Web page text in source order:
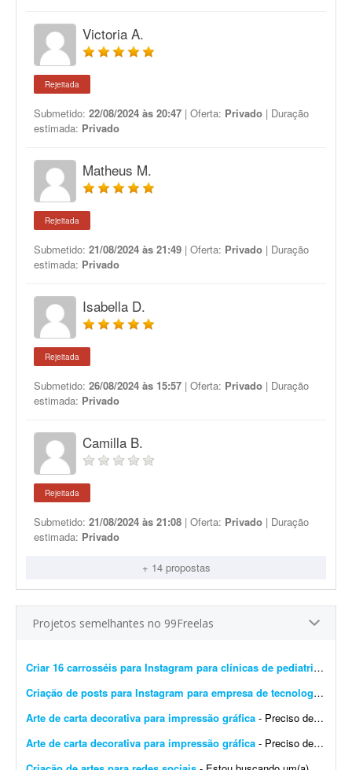
Victoria A.
Rejeitada
Submetido: 22/08/2024 às 20:47 | Oferta: Privado | Duração
estimada: Privado
Matheus M.
Rejeitada
Submetido: 21/08/2024 às 21:49 | Oferta: Privado | Duração
estimada: Privado
Isabella D.
Rejeitada
Submetido: 26/08/2024 às 15:57 | Oferta: Privado | Duração
estimada: Privado
Camilla B.
Rejeitada
Submetido: 21/08/2024 às 21:08 | Oferta: Privado | Duração
estimada: Privado
+ 14 propostas
Projetos semelhantes no 99Freelas
Criar 16 carrosséis para Instagram para clínicas de pediatria
-
Criação de posts para Instagram para empresa de tecnologia-
Arte de carta decorativa para impressão gráfica - Preciso de um design para imprimir uma carta decorativa na gráfica. A arte deve ser editável em PDF, conforme exigido pela gráfica. Quero unir dois elementos: o lobo ficar&aac...
Arte de carta decorativa para impressão gráfica - Preciso de um design para imprimir uma carta decorativa na gráfica. A arte deve ser editável em PDF, conforme exigido pela gráfica. Quero unir dois elementos: o lobo no cart&a...